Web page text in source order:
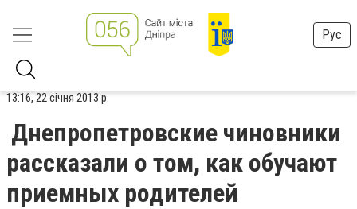
Рус
13:16, 22 січня 2013 р.
Днепропетровские чиновники
рассказали о том, как обучают
приемных родителей